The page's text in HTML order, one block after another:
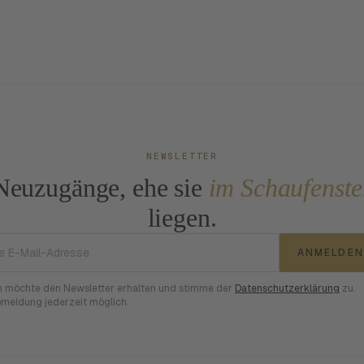
NEWSLETTER
ehe sie im
liegen.
ANMELDEN
möchte den Newsletter erhalten und stimme der Datenschutzerklärung zu.
jederzeit möglich.